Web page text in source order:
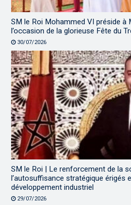
SM le Roi Mohammed VI préside à
l’occasion de la glorieuse Fête du
30/07/2026
SM le Roi | Le renforcement de la
l’autosuffisance stratégique érigés
développement industriel
29/07/2026